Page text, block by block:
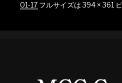
01-17 フルサイズは394 × 361